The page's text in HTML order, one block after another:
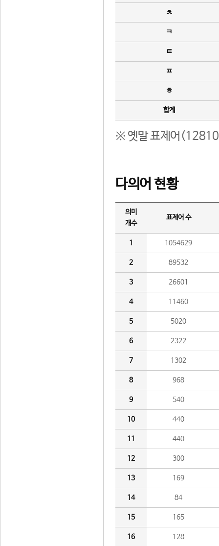
ㅊ
ㅋ
ㅌ
ㅍ
ㅎ
합계
※ 옛말 표제어(12810
다의어 현황
의미
개수
표제어 수
1 1054629
2 89532
3 26601
4 11460
5 5020
6 2322
7 1302
8 968
9 540
10 440
11 440
12 300
13 169
14 84
15 165
16 128